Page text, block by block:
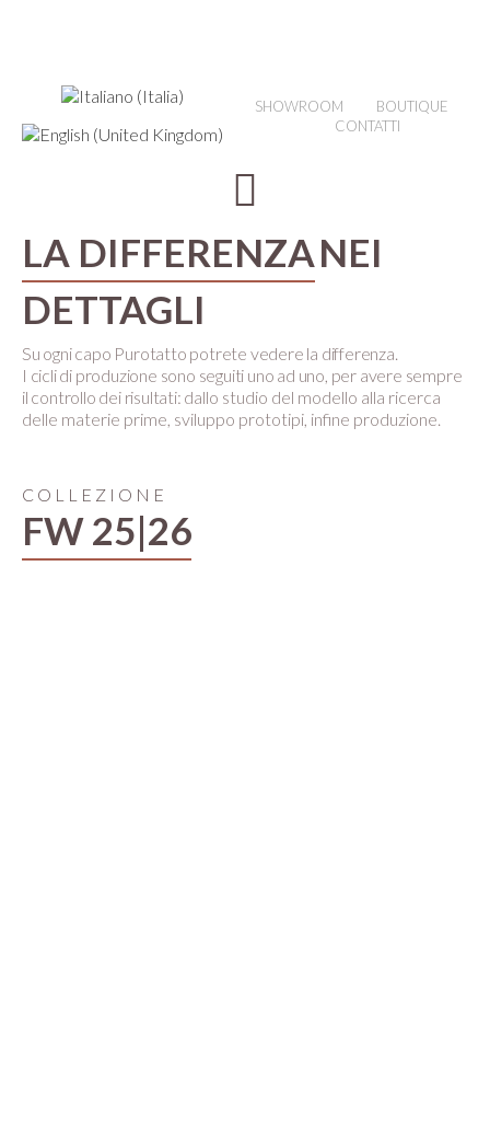
SHOWROOM
BOUTIQUE
CONTATTI
LA DIFFERENZANEI
DETTAGLI
Su ogni capo Purotatto potrete vedere la differenza.
I cicli di produzione sono seguiti uno ad uno, per avere sempre
il controllo dei risultati: dallo studio del modello alla ricerca
delle materie prime, sviluppo prototipi, infine produzione.
COLLEZIONE
FW 25|26